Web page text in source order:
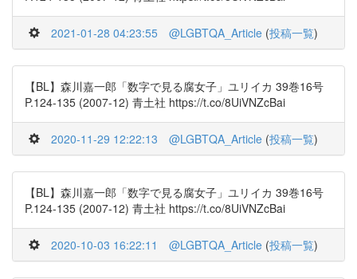
2021-01-28 04:23:55 @LGBTQA_Article (投稿一覧)
【BL】森川嘉一郎「数字で見る腐女子」ユリイカ 39巻16号
P.124-135 (2007-12) 青土社 https://t.co/8UiVNZcBai
2020-11-29 12:22:13 @LGBTQA_Article (投稿一覧)
【BL】森川嘉一郎「数字で見る腐女子」ユリイカ 39巻16号
P.124-135 (2007-12) 青土社 https://t.co/8UiVNZcBai
2020-10-03 16:22:11 @LGBTQA_Article (投稿一覧)